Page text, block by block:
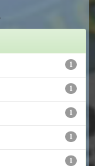
1
1
1
1
1